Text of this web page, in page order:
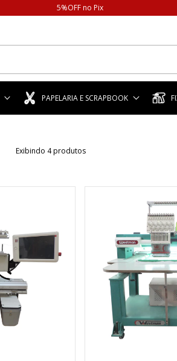
5%OFF no Pix
PAPELARIA E SCRAPBOOK
Exibindo 4 produtos